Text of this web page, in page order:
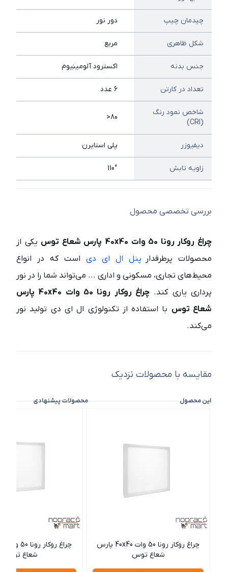
چیدمان چیپ دور نور
شکل ظاهری مربع
جنس بدنه اکسترود آلومینیوم
تعداد در کارتن 6 عدد
شاخص نمود رنگ
(CRI)
80<
دیفیوزر پلی استایرن
زاویه تابش 110°
بررسی تخصصی محصول
چراغ روکار رونا 50 وات 40x40 پارس شعاع توس
یکی از
محصولات پرطرفدار پنل ال ای دی است که در انواع
محیط‌های تجاری، مسکونی و اداری ... می‌تواند شما را در نور
پرداری یاری کند.
چراغ روکار رونا 50 وات 40x40 پارس
شعاع توس با استفاده از تکنولوژی ال ای دی تولید نور
می‌کند.
مقایسه با محصولات نزدیک
این محصول محصولات پیشنهادی
چراغ روکار رونا 50 وات 40x40 پارس
شعاع توس
شعاع توس